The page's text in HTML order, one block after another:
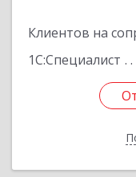
Клиентов на
1С:Специалист